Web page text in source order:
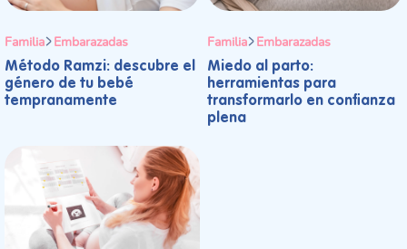
Familia Embarazadas
Método Ramzi: descubre el
género de tu bebé
tempranamente
Familia Embarazadas
Miedo al parto:
herramientas para
transformarlo en confianza
plena